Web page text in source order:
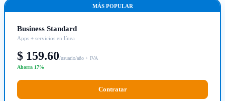
MÁS POPULAR
Business Standard
Apps + servicios en línea
$ 159.60/usuario/año + IVA
Ahorra 17%
Contratar